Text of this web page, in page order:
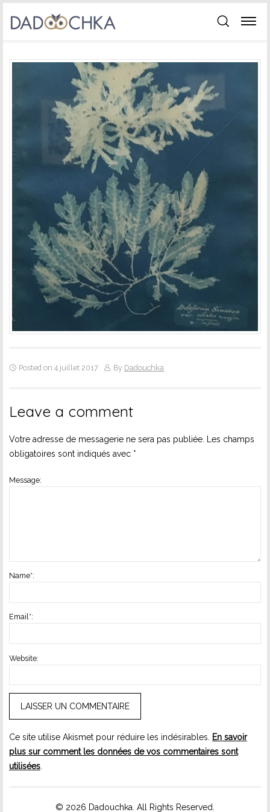
Posted on 4 juillet 2017 By Dadouchka
Leave a comment
Votre adresse de messagerie ne sera pas publiée.
Les champs
obligatoires sont indiqués avec *
Message:
Name*:
Email*:
Website:
Ce site utilise Akismet pour réduire les indésirables.
En savoir
plus sur comment les données de vos commentaires sont
utilisées
© 2026 Dadouchka. All Rights Reserved.